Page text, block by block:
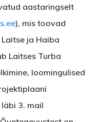
aastaringselt
), mis toovad
ja Haiba
Laitses Turba
loomingulised
3. mail